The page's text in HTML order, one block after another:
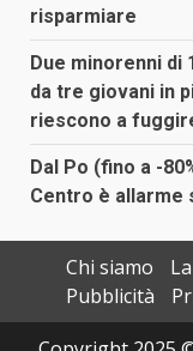
risparmiare
Due minorenni di
da tre giovani in
riescono a
Dal Po (fino a -
Centro è allarme
Chi siamo
Pubblicità